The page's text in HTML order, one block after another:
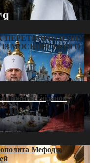
ПЕРЕТВОРИТИ ПЦУ
ІЗ МОСКОВСЬКОГО
сніданок
Мефодія